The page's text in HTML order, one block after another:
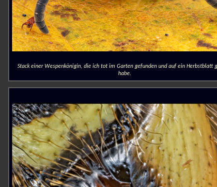
Stack einer Wespenkönigin, die ich tot im Garten gefunden und auf ein Herbstblatt
habe.